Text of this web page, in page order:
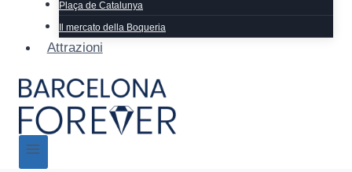
Plaça de Catalunya
Il mercato della Boqueria
Attrazioni